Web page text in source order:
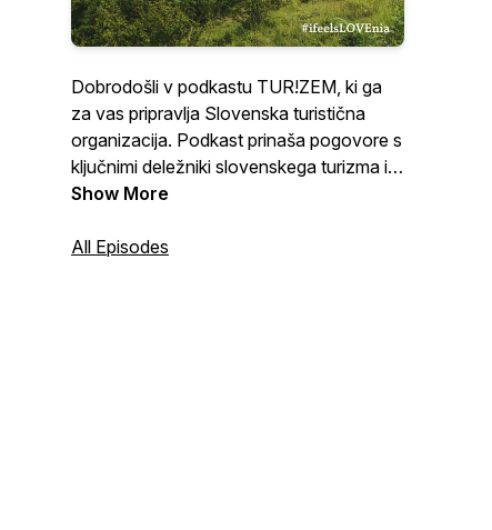
Dobrodošli v podkastu TUR!ZEM, ki ga
za vas pripravlja Slovenska turistična
organizacija. Podkast prinaša pogovore s
ključnimi deležniki slovenskega turizma in
tujimi strokovnjaki turistične panoge,
osvetljuje tematike s področja turizma,
Show More
All Episodes